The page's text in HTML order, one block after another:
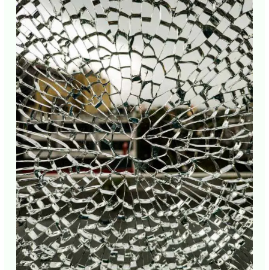
E-mail*
J'acceptel'accord de confidentialité